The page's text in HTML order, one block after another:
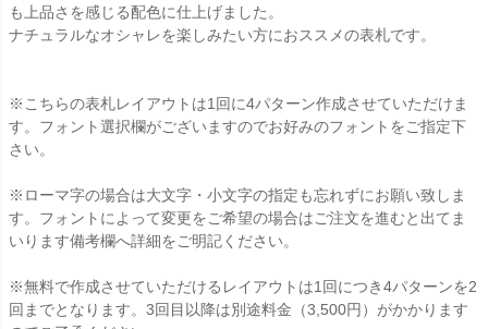
も上品さを感じる配色に仕上げました。
ナチュラルなオシャレを楽しみたい方におススメの表札です。
※こちらの表札レイアウトは1回に4パターン作成させていただけま
す。フォント選択欄がございますのでお好みのフォントをご指定下
さい。
※ローマ字の場合は大文字・小文字の指定も忘れずにお願い致しま
す。フォントによって変更をご希望の場合はご注文を進むと出てま
いります備考欄へ詳細をご明記ください。
※無料で作成させていただけるレイアウトは1回につき4パターンを2
回までとなります。3回目以降は別途料金（3,500円）がかかります